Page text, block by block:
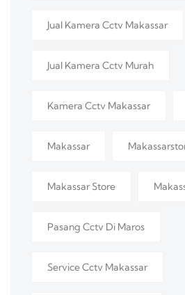
Jual Kamera Cctv Makassar
Jual Kamera Cctv Murah
Kamera Cctv Makassar
Makassar
Makassar Store
Pasang Cctv Di Maros
Service Cctv Makassar